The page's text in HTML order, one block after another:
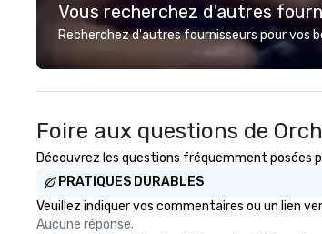
environmental, staging, and
digital solutions for hybrid, virtual
and in-person events of any type.
Vous recherchez d'autres
Recherchez d'autres fournisseurs pour vos
Foire aux questions de
Découvrez les questions fréquemment posées
PRATIQUES DURABLES
Veuillez indiquer vos commentaires ou un lien
Aucune réponse.